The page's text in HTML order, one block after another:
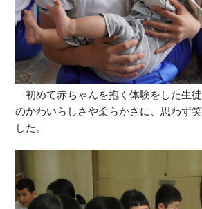
初めて赤ちゃんを抱く体験をした生
のかわいらしさや柔らかさに、思わず
した。